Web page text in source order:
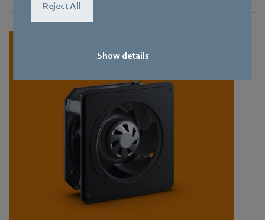
Reject All
Show details